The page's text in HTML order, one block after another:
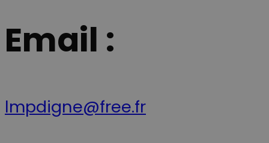
Email :
lmpdigne@free.fr